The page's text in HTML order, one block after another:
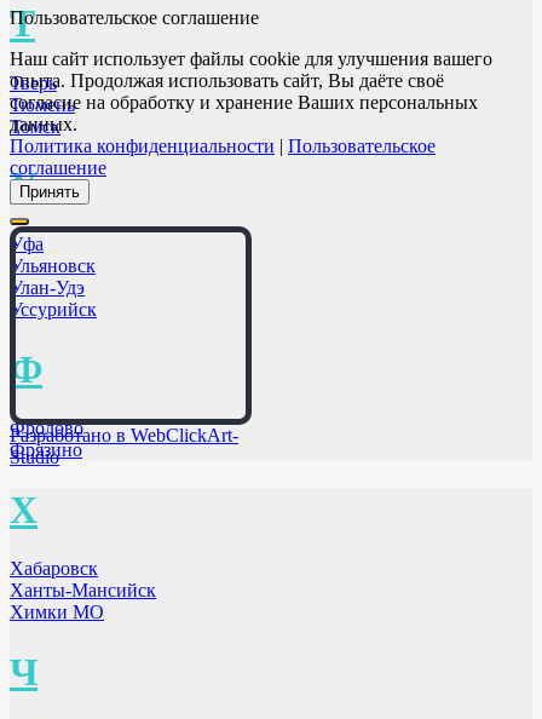
Т
Тверь
Тюмень
Томск
У
Уфа
Ульяновск
Улан-Удэ
Уссурийск
Ф
Фролово
Фрязино
Х
Хабаровск
Ханты-Мансийск
Химки МО
Ч
Пользовательское соглашение
Наш сайт использует файлы cookie для улучшения вашего
опыта. Продолжая использовать сайт, Вы даёте своё
согласие на обработку и хранение Ваших персональных
данных.
Политика конфиденциальности | Пользовательское
соглашение
Принять
Разработано в WebClickArt-
Studio